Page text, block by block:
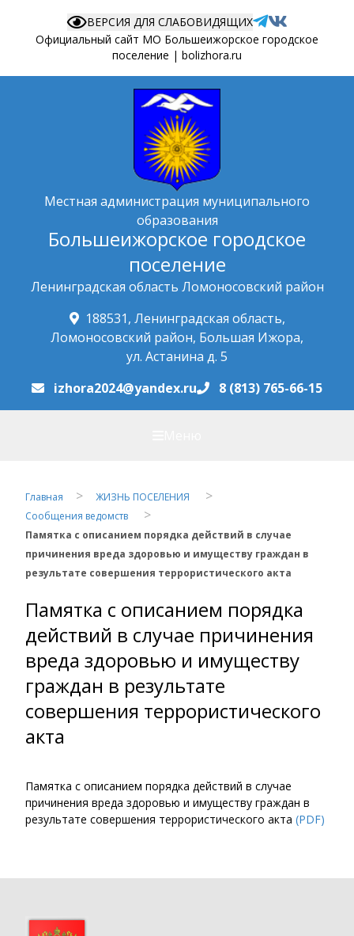
Официальный сайт МО Большеижорское городское
поселение | bolizhora.ru
ВЕРСИЯ ДЛЯ СЛАБОВИДЯЩИХ
Местная администрация муниципального
образования
Большеижорское городское
поселение
Ленинградская область Ломоносовский район
188531, Ленинградская область,
Ломоносовский район, Большая Ижора,
ул. Астанина д. 5
izhora2024@yandex.ru
8 (813) 765-66-15
Главная
ЖИЗНЬ ПОСЕЛЕНИЯ
Сообщения ведомств
Памятка с описанием порядка действий в случае
причинения вреда здоровью и имуществу граждан в
результате совершения террористического акта
Памятка с описанием порядка
действий в случае причинения
вреда здоровью и имуществу
граждан в результате
совершения террористического
акта
Памятка с описанием порядка действий в случае
причинения вреда здоровью и имуществу граждан в
результате совершения террористического акта (PDF)